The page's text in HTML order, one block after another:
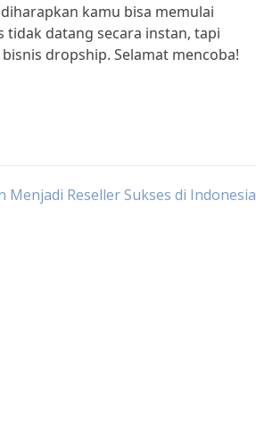
kamu bisa memulai
tidak datang secara instan, tapi
dropship. Selamat mencoba!
Menjadi Reseller Sukses di Indonesia